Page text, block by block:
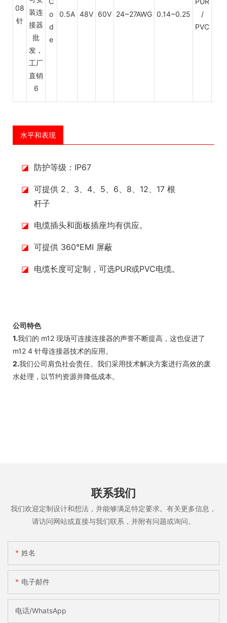
08
针
o
d
e
0.5A 48V 60V 24~27AWG 0.14~0.25
/
PVC
水平和表现
◪ 防护等级：IP67
◪ 可提供 2、3、4、5、6、8、12、17 根
杆子
◪ 电缆插头和面板插座均有供应。
◪ 可提供 360°EMI 屏蔽
◪ 电缆长度可定制，可选PUR或PVC电缆。
公司特色
1.我们的 m12 现场可连接连接器的声誉不断提高，这也促进了
m12 4 针母连接器技术的应用。
2.我们公司肩负社会责任。我们采用技术解决方案进行高效的废
水处理，以节约资源并降低成本。
联系我们
我们欢迎定制设计和想法，并能够满足特定要求。有关更多信息，
请访问网站或直接与我们联系，并附有问题或询问。
姓名
电子邮件
电话/WhatsApp